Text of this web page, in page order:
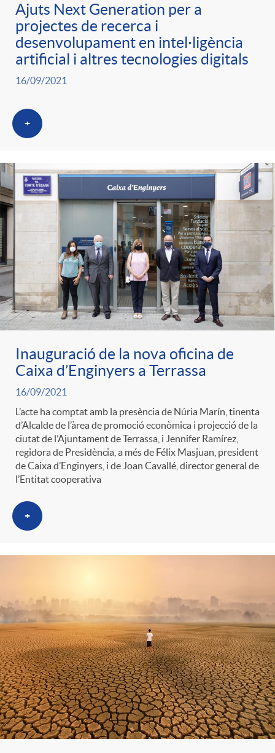
Ajuts Next Generation per a
projectes de recerca i
desenvolupament en intel·ligència
artificial i altres tecnologies digitals
16/09/2021
+
Inauguració de la nova oficina de
Caixa d’Enginyers a Terrassa
16/09/2021
L’acte ha comptat amb la presència de Núria Marín, tinenta
d’Alcalde de l’àrea de promoció econòmica i projecció de la
ciutat de l’Ajuntament de Terrassa, i Jennifer Ramírez,
regidora de Presidència, a més de Félix Masjuan, president
de Caixa d’Enginyers, i de Joan Cavallé, director general de
l’Entitat cooperativa
+